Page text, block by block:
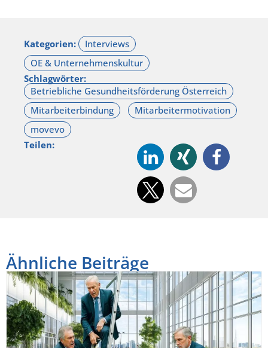
Kategorien:
Schlagwörter:
Teilen:
Ähnliche Beiträge